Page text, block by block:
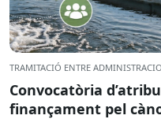
TRAMITACIÓ ENTRE
Convocatòria
finançament pel